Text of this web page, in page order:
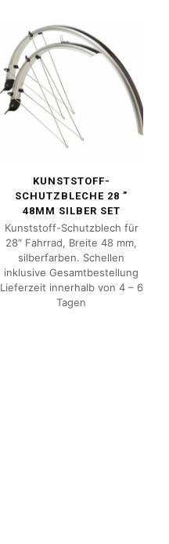
KUNSTSTOFF-
SCHUTZBLECHE 28 ”
48MM SILBER SET
Kunststoff-Schutzblech für
28″ Fahrrad, Breite 48 mm,
silberfarben. Schellen
inklusive Gesamtbestellung
Lieferzeit innerhalb von 4 – 6
Tagen